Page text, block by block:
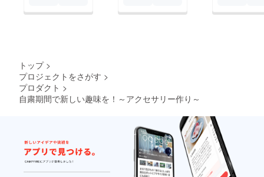
トップ >
プロジェクトをさがす >
プロダクト >
自粛期間で新しい趣味を！～アクセサリー作り～